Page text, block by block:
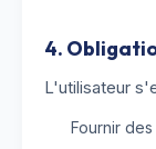
4.
L'utilisateur
Fournir